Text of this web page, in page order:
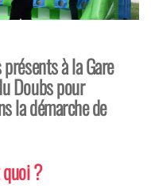
à la Gare
Doubs pour
la démarche de
?